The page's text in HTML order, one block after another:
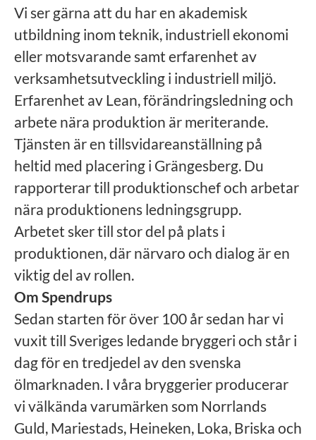
Vi ser gärna att du har en akademisk
utbildning inom teknik, industriell ekonomi
eller motsvarande samt erfarenhet av
verksamhetsutveckling i industriell miljö.
Erfarenhet av Lean, förändringsledning och
arbete nära produktion är meriterande.
Tjänsten är en tillsvidareanställning på
heltid med placering i Grängesberg. Du
rapporterar till produktionschef och arbetar
nära produktionens ledningsgrupp.
Arbetet sker till stor del på plats i
produktionen, där närvaro och dialog är en
viktig del av rollen.
Om Spendrups
Sedan starten för över 100 år sedan har vi
vuxit till Sveriges ledande bryggeri och står i
dag för en tredjedel av den svenska
ölmarknaden. I våra bryggerier producerar
vi välkända varumärken som Norrlands
Guld, Mariestads, Heineken, Loka, Briska och